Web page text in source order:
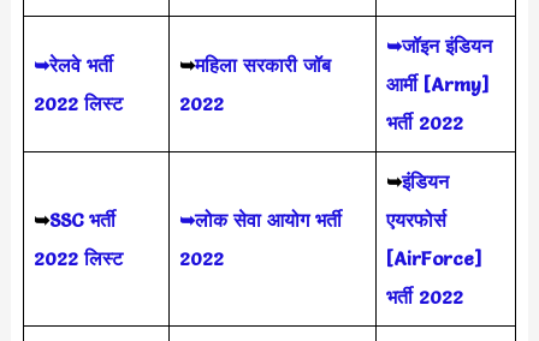
➥रेलवे भर्ती
2022 लिस्ट
➥महिला सरकारी जॉब
2022
➥जॉइन इंडियन
आर्मी [Army]
भर्ती 2022
➥SSC भर्ती
2022 लिस्ट
➥लोक सेवा आयोग भर्ती
2022
➥इंडियन
एयरफोर्स
[AirForce]
भर्ती 2022